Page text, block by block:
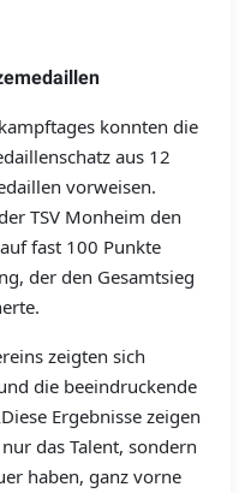
konnten die
aus 12
vorweisen.
TSV Monheim den
fast 100 Punkte
der den Gesamtsieg
zeigten sich
die beeindruckende
Ergebnisse zeigen
das Talent, sondern
haben, ganz vorne